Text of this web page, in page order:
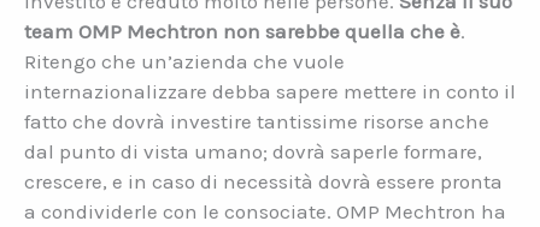
team OMP Mechtron non sarebbe quella che è.
Ritengo che un’azienda che vuole
internazionalizzare debba sapere mettere in conto il
fatto che dovrà investire tantissime risorse anche
dal punto di vista umano; dovrà saperle formare,
crescere, e in caso di necessità dovrà essere pronta
a condividerle con le consociate. OMP Mechtron ha